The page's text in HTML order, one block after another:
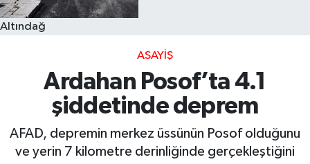
Altındağ
ASAYIŞ
Ardahan Posof’ta 4.1
şiddetinde deprem
AFAD, depremin merkez üssünün Posof olduğunu
ve yerin 7 kilometre derinliğinde gerçekleştiğini